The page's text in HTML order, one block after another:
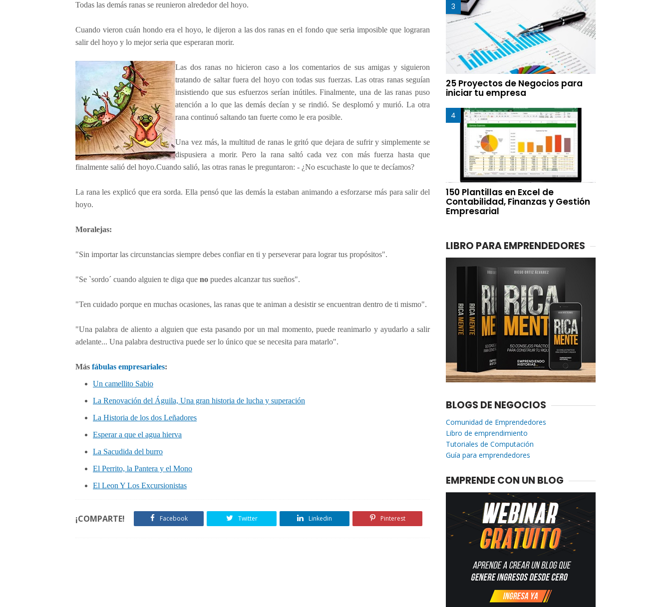
a
Todas las demás ranas se reunieron alrededor del hoyo.
Cuando vieron cuán hondo era el hoyo, le dijeron a las dos ranas en el fondo que seria imposible que lograran
salir del hoyo y lo mejor seria que esperaran morir.
Las dos ranas no hicieron caso a los comentarios de sus amigas y siguieron
tratando de saltar fuera del hoyo con todas sus fuerzas. Las otras ranas seguían
insistiendo que sus esfuerzos serían inútiles. Finalmente, una de las ranas puso
atención a lo que las demás decían y se rindió. Se desplomó y murió. La otra
rana continuó saltando tan fuerte como le era posible.
Una vez más, la multitud de ranas le gritó que dejara de sufrir y simplemente se
dispusiera a morir. Pero la rana saltó cada vez con más fuerza hasta que
finalmente salió del hoyo.Cuando salió, las otras ranas le preguntaron: - ¿No escuchaste lo que te decíamos?
La rana les explicó que era sorda. Ella pensó que las demás la estaban animando a esforzarse más para salir del
hoyo.
Moralejas:
"Sin importar las circunstancias siempre debes confiar en ti y perseverar para lograr tus propósitos".
"Se `sordo´ cuando alguien te diga que no puedes alcanzar tus sueños".
"Ten cuidado porque en muchas ocasiones, las ranas que te animan a desistir se encuentran dentro de ti mismo".
"Una palabra de aliento a alguien que esta pasando por un mal momento, puede reanimarlo y ayudarlo a salir
adelante... Una palabra destructiva puede ser lo único que se necesita para matarlo".
Más fábulas empresariales:
Un camellito Sabio
La Renovación del Águila, Una gran historia de lucha y superación
La Historia de los dos Leñadores
Esperar a que el agua hierva
La Sacudida del burro
El Perrito, la Pantera y el Mono
El Leon Y Los Excursionistas
¡COMPARTE! Facebook Twitter Linkedin Pinterest
25 Proyectos de Negocios para
iniciar tu empresa
150 Plantillas en Excel de
Contabilidad, Finanzas y Gestión
Empresarial
LIBRO PARA EMPRENDEDORES
BLOGS DE NEGOCIOS
Comunidad de Emprendedores
Libro de emprendimiento
Tutoriales de Computación
Guía para emprendedores
EMPRENDE CON UN BLOG